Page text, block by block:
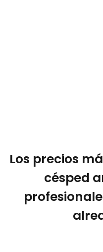
Los precios
césped